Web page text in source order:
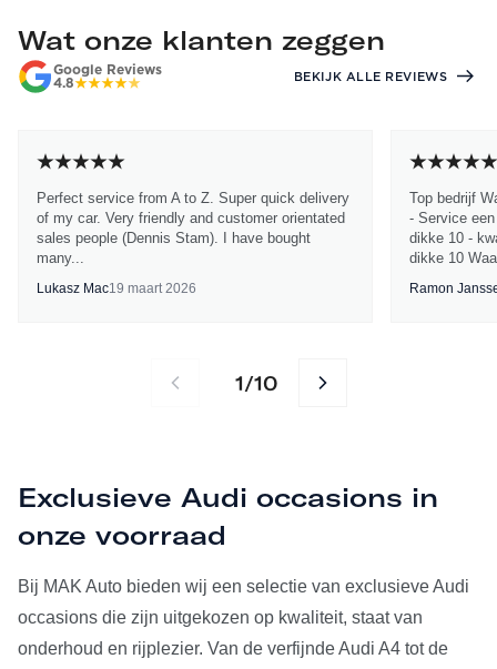
Wat onze klanten zeggen
Google Reviews
4.8
BEKIJK ALLE REVIEWS
Perfect service from A to Z. Super quick delivery
of my car. Very friendly and customer orientated
sales people (Dennis Stam). I have bought
many...
Lukasz Mac19 maart 2026
Top bedrijf
- Service
dikke 10 -
dikke 10
Ramon
1/10
Exclusieve Audi occasions in
onze voorraad
Bij MAK Auto bieden wij een selectie van exclusieve Audi
occasions die zijn uitgekozen op kwaliteit, staat van
onderhoud en rijplezier. Van de verfijnde Audi A4 tot de